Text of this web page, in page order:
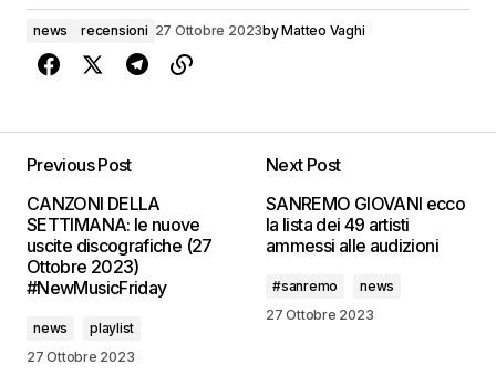
news recensioni 27 Ottobre 2023byMatteo Vaghi
Previous Post
CANZONI DELLA
SETTIMANA: le nuove
uscite discografiche (27
Ottobre 2023)
#NewMusicFriday
news
playlist
27 Ottobre 2023
Next Post
SANREMO GIOVANI ecco
la lista dei 49 artisti
ammessi alle audizioni
#sanremo
news
27 Ottobre 2023